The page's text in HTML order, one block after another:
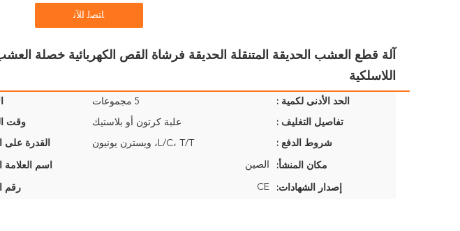
ﺎﺘﺼﻟ ﺍﻶﻧ
آلة قطع العشب الحديقة المتنقلة الحديقة فرشاة القص الكهربائية خصلة
اللاسلكية
الحد الأدنى لكمية : 5 مجموعات
تفاصيل التغليف : علبة كرتون أو بلاستيك وقت
شروط الدفع : L/C، T/T، ويسترن يونيون القدرة
مكان المنشأ: الصين اسم العلامة
إصدار الشهادات: CE رقم